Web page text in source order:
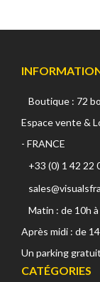
Boutique : 72
Espace vente &
- FRANCE
+33 (0) 1 42 22
Matin : de 10h
Après midi : de
Un parking
CATÉGORIES